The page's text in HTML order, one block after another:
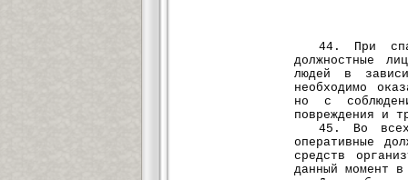
44. При
должностные
людей в
необходимо
но с
повреждения и
45. Во всех
оперативные
средств
данный момент